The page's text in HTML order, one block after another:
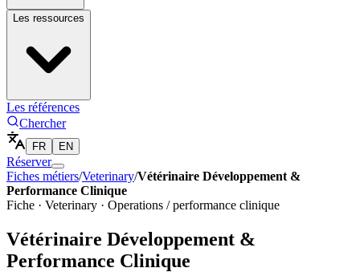
Les ressources
Les références
Chercher
FR EN
Réserver
Fiches métiers/Veterinary/Vétérinaire Développement &
Performance Clinique
Fiche · Veterinary · Operations / performance clinique
Vétérinaire Développement &
Performance Clinique